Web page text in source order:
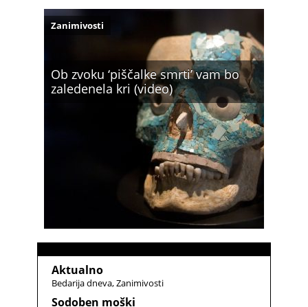
Ob zvoku ‘piščalke smrti’ vam bo
zaledenela kri (video)
Zanimivosti
Aktualno
Bedarija dneva Zanimivosti
Sodoben moški